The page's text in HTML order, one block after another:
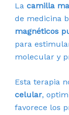
La camilla
de medicina
magnéticos
para
molecular y
Esta terapia
celular,
favorece los